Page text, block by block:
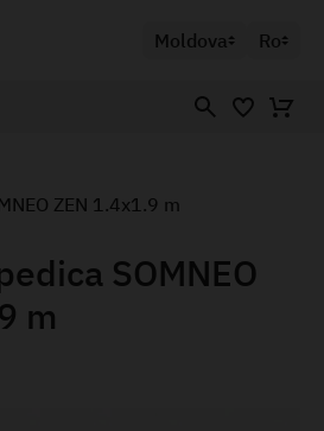
Moldova Ro
ZEN 1.4x1.9 m
SOMNEO
m